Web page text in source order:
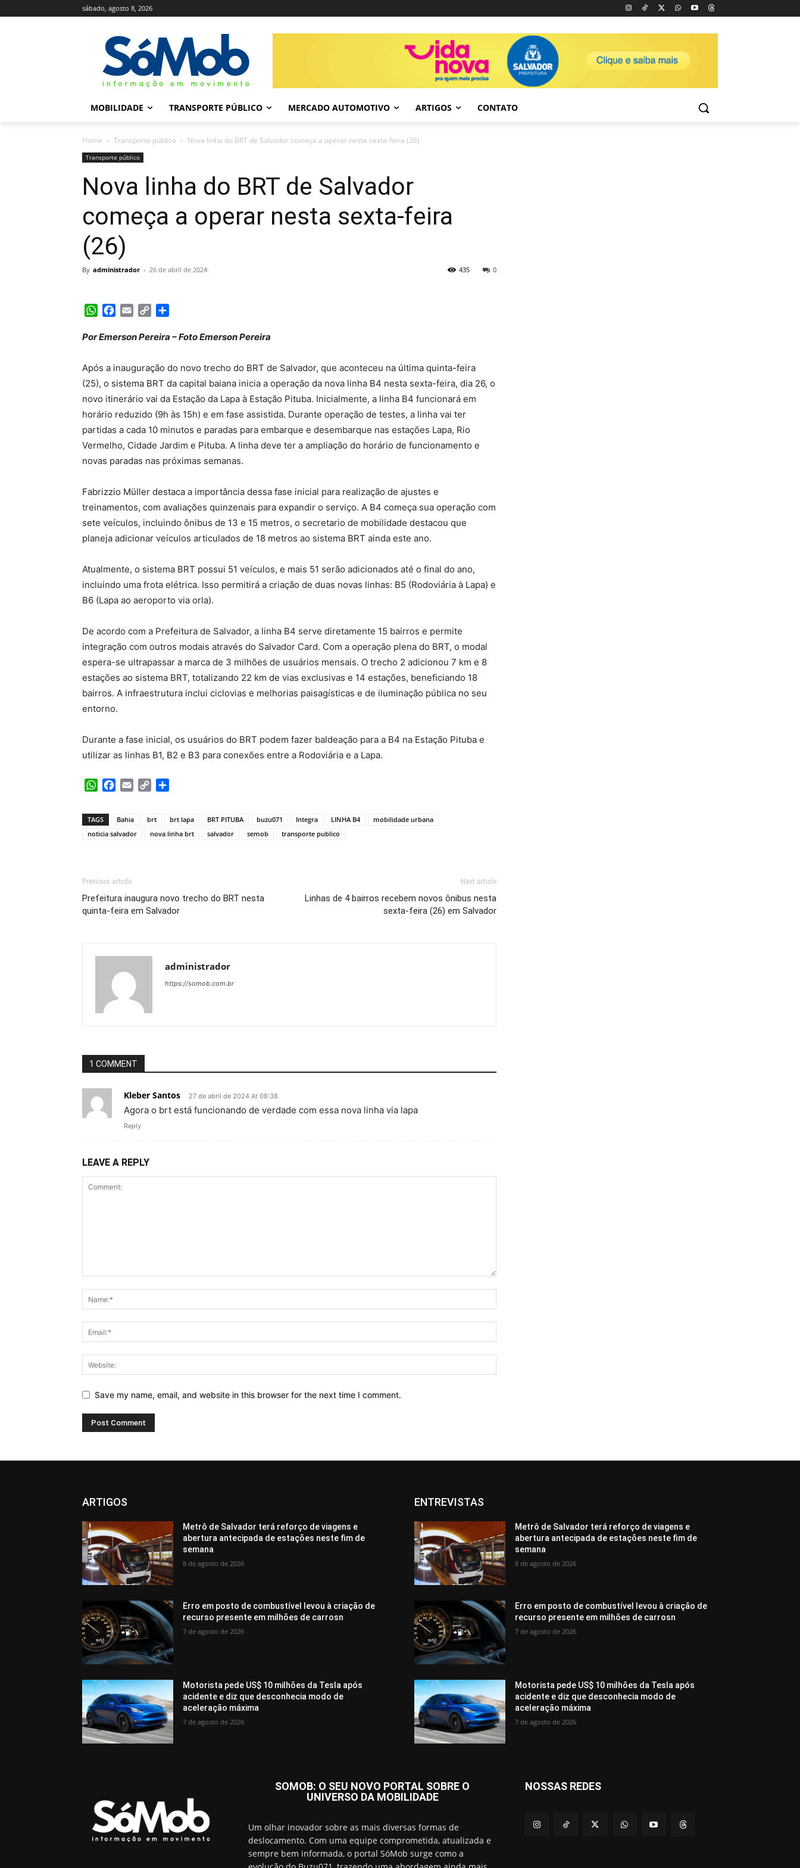
sábado, agosto 8, 2026
MOBILIDADE TRANSPORTE PÚBLICO MERCADO AUTOMOTIVO ARTIGOS CONTATO
Home Transporte público Nova linha do BRT de Salvador começa a operar nesta sexta-feira (26)
Transporte público
Nova linha do BRT de Salvador
começa a operar nesta sexta-feira
(26)
By administrador - 26 de abril de 2024 0
435
WhatsApp
Facebook
Email Copy
Por Emerson Pereira – Foto Emerson Pereira
Após a inauguração do novo trecho do BRT de Salvador, que aconteceu na última quinta-feira
(25), o sistema BRT da capital baiana inicia a operação da nova linha B4 nesta sexta-feira, dia 26, o
novo itinerário vai da Estação da Lapa à Estação Pituba. Inicialmente, a linha B4 funcionará em
horário reduzido (9h às 15h) e em fase assistida. Durante operação de testes, a linha vai ter
partidas a cada 10 minutos e paradas para embarque e desembarque nas estações Lapa, Rio
Vermelho, Cidade Jardim e Pituba. A linha deve ter a ampliação do horário de funcionamento e
novas paradas nas próximas semanas.
Fabrizzio Müller destaca a importância dessa fase inicial para realização de ajustes e
treinamentos, com avaliações quinzenais para expandir o serviço. A B4 começa sua operação com
sete veículos, incluindo ônibus de 13 e 15 metros, o secretario de mobilidade destacou que
planeja adicionar veículos articulados de 18 metros ao sistema BRT ainda este ano.
Atualmente, o sistema BRT possui 51 veículos, e mais 51 serão adicionados até o final do ano,
incluindo uma frota elétrica. Isso permitirá a criação de duas novas linhas: B5 (Rodoviária à Lapa) e
B6 (Lapa ao aeroporto via orla).
De acordo com a Prefeitura de Salvador, a linha B4 serve diretamente 15 bairros e permite
integração com outros modais através do Salvador Card. Com a operação plena do BRT, o modal
espera-se ultrapassar a marca de 3 milhões de usuários mensais. O trecho 2 adicionou 7 km e 8
estações ao sistema BRT, totalizando 22 km de vias exclusivas e 14 estações, beneficiando 18
bairros. A infraestrutura inclui ciclovias e melhorias paisagísticas e de iluminação pública no seu
entorno.
Durante a fase inicial, os usuários do BRT podem fazer baldeação para a B4 na Estação Pituba e
utilizar as linhas B1, B2 e B3 para conexões entre a Rodoviária e a Lapa.
WhatsApp
Facebook
Email Copy
TAGS Bahia brt brt lapa BRT PITUBA buzu071 Integra LINHA B4
mobilidade urbana
noticia salvador
nova linha brt salvador semob transporte publico
Previous article
Prefeitura inaugura novo trecho do BRT nesta
quinta-feira em Salvador
Next article
Linhas de 4 bairros recebem novos ônibus nesta
sexta-feira (26) em Salvador
administrador
https://somob.com.br
1 COMMENT
Kleber Santos 27 de abril de 2024 At 08:38
Agora o brt está funcionando de verdade com essa nova linha via lapa
Reply
LEAVE A REPLY
Save my name, email, and website in this browser for the next time I comment.
ARTIGOS
Metrô de Salvador terá reforço de viagens e
abertura antecipada de estações neste fim de
semana
8 de agosto de 2026
Erro em posto de combustível levou à criação de
recurso presente em milhões de carrosn
7 de agosto de 2026
Motorista pede US$ 10 milhões da Tesla após
acidente e diz que desconhecia modo de
aceleração máxima
7 de agosto de 2026
ENTREVISTAS
Metrô de Salvador terá reforço de viagens e
abertura antecipada de estações neste fim de
semana
8 de agosto de 2026
Erro em posto de combustível levou à criação de
recurso presente em milhões de carrosn
7 de agosto de 2026
Motorista pede US$ 10 milhões da Tesla após
acidente e diz que desconhecia modo de
aceleração máxima
7 de agosto de 2026
SOMOB: O SEU NOVO PORTAL SOBRE O
UNIVERSO DA MOBILIDADE
Um olhar inovador sobre as mais diversas formas de
deslocamento. Com uma equipe comprometida, atualizada e
sempre bem informada, o portal SóMob surge como a
NOSSAS REDES